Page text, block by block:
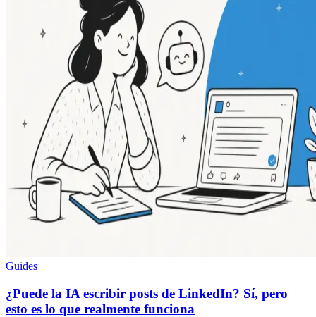
Guides
¿Puede la IA escribir posts de LinkedIn? Sí, pero
esto es lo que realmente funciona